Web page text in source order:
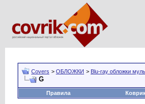
Covers > ОБЛОЖКИ > Blu-ray обложки
G
Правила